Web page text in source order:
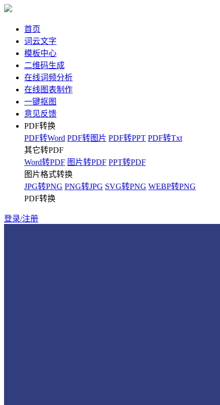
首页
词云文字
模板中心
二维码生成
在线词频分析
在线图表制作
一键抠图
意见反馈
PDF转换
PDF转Word PDF转图片 PDF转PPT PDF转Txt
其它转PDF
Word转PDF 图片转PDF PPT转PDF
图片格式转换
JPG转PNG PNG转JPG SVG转PNG WEBP转PNG
PDF转换
登录/注册